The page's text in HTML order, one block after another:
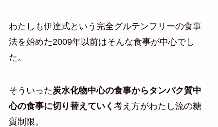
わたしも伊達式という完全グルテンフリーの食事
法を始めた2009年以前はそんな食事が中心でし
た。
そういった炭水化物中心の食事からタンパク質中
心の食事に切り替えていく 考え方がわたし流の糖
質制限。